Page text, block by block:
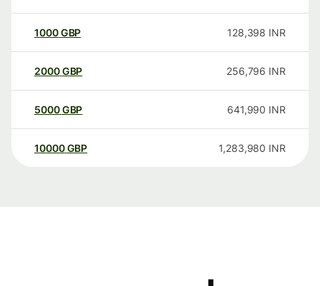
1000GBP 128,398 INR
2000GBP 256,796 INR
5000GBP 641,990 INR
10000 GBP 1,283,980 INR